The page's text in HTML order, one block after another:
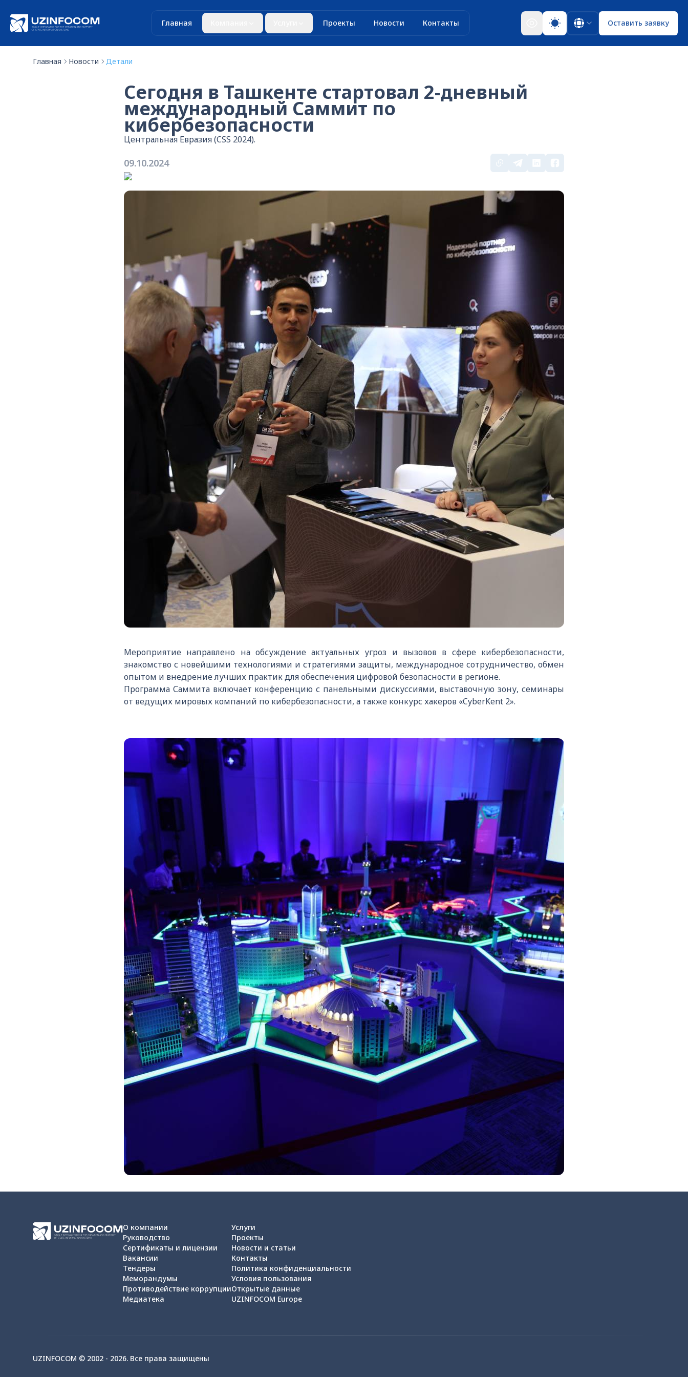
Главная Проекты Новости Контакты Оставить заявку
Главная Новости Детали
Сегодня в Ташкенте стартовал 2-дневный
международный Саммит по
кибербезопасности
Центральная Евразия (CSS 2024).
09.10.2024
Мероприятие направлено на обсуждение актуальных угроз и вызовов в сфере кибербезопасности,
знакомство с новейшими технологиями и стратегиями защиты, международное сотрудничество, обмен
опытом и внедрение лучших практик для обеспечения цифровой безопасности в регионе.
Программа Саммита включает конференцию с панельными дискуссиями, выставочную зону, семинары
от ведущих мировых компаний по кибербезопасности, а также конкурс хакеров «CyberKent 2».
О компании
Руководство
Сертификаты и лицензии
Вакансии
Тендеры
Меморандумы
Противодействие коррупции
Медиатека
Услуги
Проекты
Новости и статьи
Контакты
Политика конфиденциальности
Условия пользования
Открытые данные
UZINFOCOM Europe
UZINFOCOM © 2002 - 2026. Все права защищены